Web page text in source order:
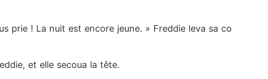
prie ! La nuit est encore jeune. » Freddie leva sa co
et elle secoua la tête.